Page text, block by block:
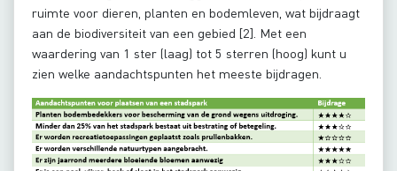
ruimte voor dieren, planten en bodemleven, wat bijdraagt
aan de biodiversiteit van een gebied [2]. Met een
waardering van 1 ster (laag) tot 5 sterren (hoog) kunt u
zien welke aandachtspunten het meeste bijdragen.